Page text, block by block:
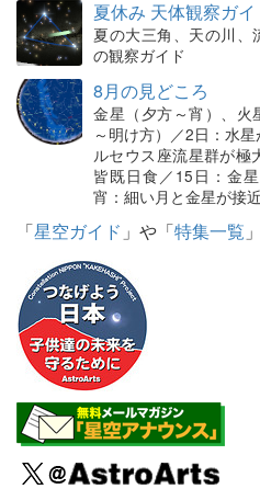
夏休み 天体観察ガイ
夏の大三角、天の川、
の観察ガイド
8月の見どころ
金星（夕方～宵）、火
～明け方）／2日：水
ルセウス座流星群が極
皆既日食／15日：金
宵：細い月と金星が接
「星空ガイド 」や「特集一覧